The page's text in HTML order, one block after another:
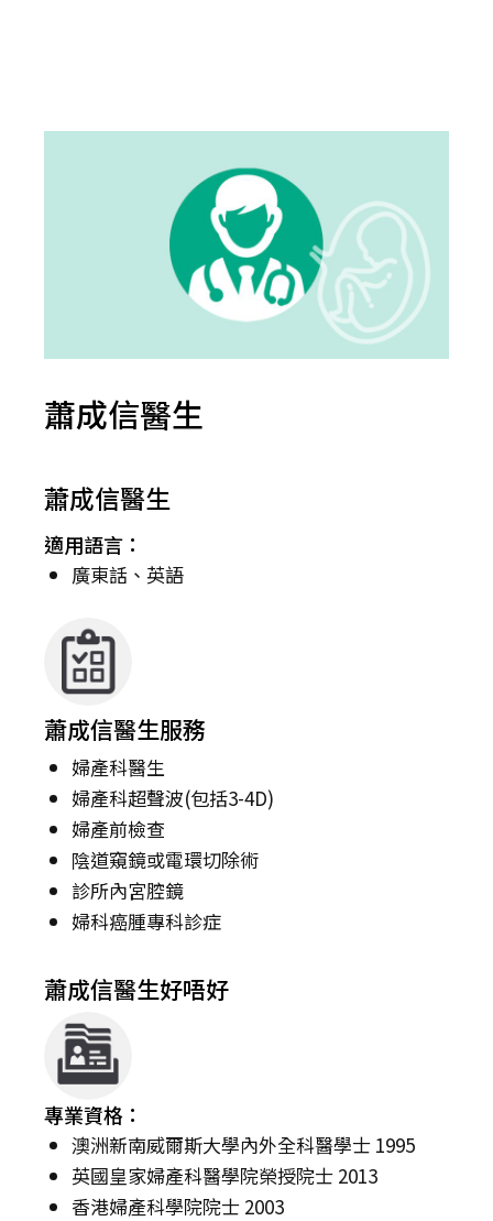
蕭成信醫生
蕭成信醫生
適用語言：
廣東話、英語
蕭成信醫生服務
婦產科醫生
婦產科超聲波(包括3-4D)
婦產前檢查
陰道窺鏡或電環切除術
診所內宮腔鏡
婦科癌腫專科診症
蕭成信醫生好唔好
專業資格：
澳洲新南威爾斯大學內外全科醫學士 1995
英國皇家婦產科醫學院榮授院士 2013
香港婦產科學院院士 2003